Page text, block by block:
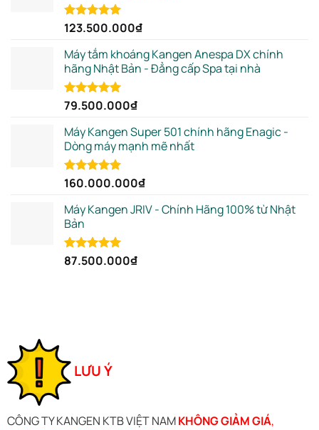
Rated5.00
123.500.000₫
Máy tắm khoáng Kangen Anespa DX chính
hãng Nhật Bản - Đẳng cấp Spa tại nhà
Rated5.00
79.500.000₫
Máy Kangen Super 501 chính hãng Enagic -
Dòng máy mạnh mẽ nhất
Rated5.00
160.000.000₫
Máy Kangen JRIV - Chính Hãng 100% từ Nhật
Bản
Rated5.00
87.500.000₫
LƯU Ý
CÔNG TY KANGEN KTB VIỆT NAMKHÔNG GIẢM GIÁ,